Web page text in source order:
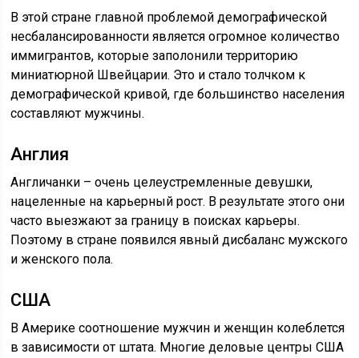
В этой стране главной проблемой демографической
несбалансированности является огромное количество
иммигрантов, которые заполонили территорию
миниатюрной Швейцарии. Это и стало толчком к
демографической кривой, где большинство населения
составляют мужчины.
Англия
Англичанки – очень целеустремленные девушки,
нацеленные на карьерный рост. В результате этого они
часто выезжают за границу в поисках карьеры.
Поэтому в стране появился явный дисбаланс мужского
и женского пола.
США
В Америке соотношение мужчин и женщин колеблется
в зависимости от штата. Многие деловые центры США